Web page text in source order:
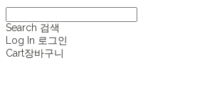
Search 검색
Log In 로그인
Cart장바구니